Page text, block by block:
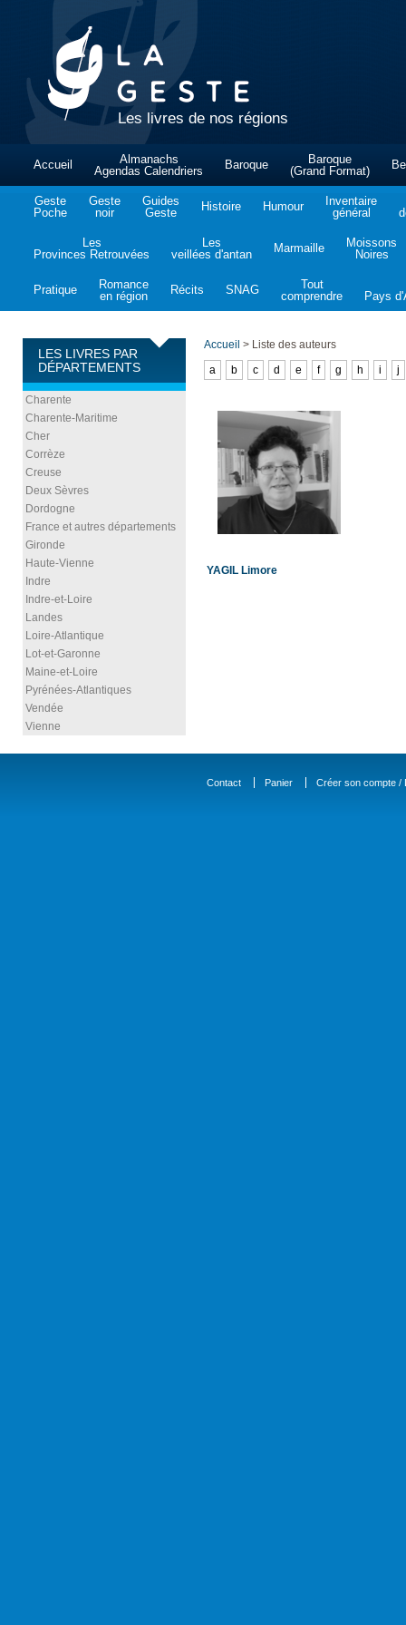
Les livres de nos régions
Accueil
Almanachs
Agendas Calendriers
Baroque
Baroque
(Grand Format)
Geste
Poche
Geste
noir
Guides
Geste
Histoire Humour
Inventaire
général
Les
Provinces Retrouvées
Les
veillées d'antan
Marmaille
Moissons
Noires
Pratique
Romance
en région
Récits SNAG
Tout
comprendre
Pays
LES LIVRES PAR
DÉPARTEMENTS
Charente
Charente-Maritime
Cher
Corrèze
Creuse
Deux Sèvres
Dordogne
France et autres départements
Gironde
Haute-Vienne
Indre
Indre-et-Loire
Landes
Loire-Atlantique
Lot-et-Garonne
Maine-et-Loire
Pyrénées-Atlantiques
Vendée
Vienne
Accueil > Liste des auteurs
a
b c d e f g h i j
YAGIL Limore
Contact Panier Créer son compte /